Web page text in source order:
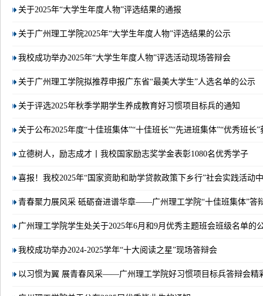
关于2025年“大学生年度人物”评选结果的通报
关于广州理工学院2025年“大学生年度人物”评选结果的公示
我校成功举办2025年“大学生年度人物”评选活动现场答辩会
关于广州理工学院拟推荐申报广东省“最美大学生”人选名单的公示
关于评选2025年秋季学期学生养成教育好习惯项目标兵的通知
关于公布2025年度“十佳班集体”“十佳班长”“先进班集体”“优秀班长”
立德树人，励志成才丨我校国家励志奖学金表彰1080名优秀学子
喜报！我校2025年“国家资助和助学贷款政策下乡行”社会实践活动
青春聚力展风采 砥砺奋进谱华章——广州理工学院“十佳班集体”答
广州理工学院学生处关于2025年6月和9月优秀主题班会班级名单的
我校成功举办2024-2025学年“十大阅读之星”现场答辩会
以习惯为翼 展青春风采​——广州理工学院好习惯项目标兵答辩会精